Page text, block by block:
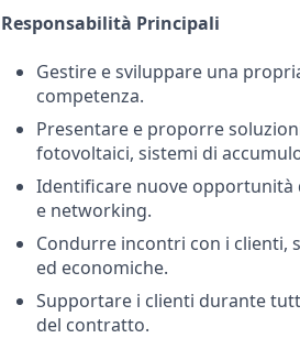
Responsabilità Principali
Gestire e sviluppare una
competenza.
Presentare e proporre
fotovoltaici, sistemi di
Identificare nuove opportunità
e networking.
Condurre incontri con i clienti,
ed economiche.
Supportare i clienti durante
del contratto.